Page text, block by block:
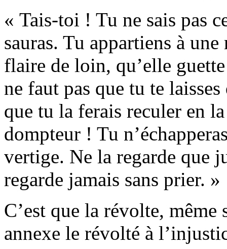
« Tais-toi ! Tu ne sais pas
sauras. Tu appartiens à
flaire de loin, qu’elle
ne faut pas que tu te
que tu la ferais reculer en
dompteur ! Tu
vertige. Ne la regarde que
regarde jamais sans prier. »
C’est que la révolte,
annexe le révolté à